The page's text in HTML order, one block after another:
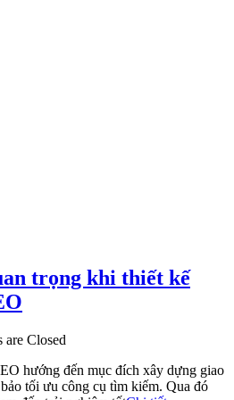
trọng khi thiết kế
are Closed
hướng đến mục đích xây dựng giao
tối ưu công cụ tìm kiếm. Qua đó